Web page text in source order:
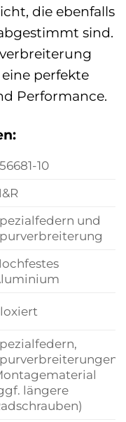
die ebenfalls
sind.
perfekte
Performance.
10
und
längere